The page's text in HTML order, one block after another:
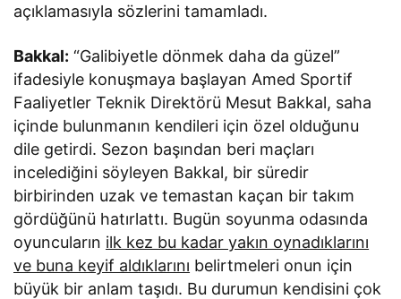
açıklamasıyla sözlerini tamamladı.
Bakkal: “Galibiyetle dönmek daha da güzel”
ifadesiyle konuşmaya başlayan Amed Sportif
Faaliyetler Teknik Direktörü Mesut Bakkal, saha
içinde bulunmanın kendileri için özel olduğunu
dile getirdi. Sezon başından beri maçları
incelediğini söyleyen Bakkal, bir süredir
birbirinden uzak ve temastan kaçan bir takım
gördüğünü hatırlattı. Bugün soyunma odasında
oyuncuların ilk kez bu kadar yakın oynadıklarını
ve buna keyif aldıklarını belirtmeleri onun için
büyük bir anlam taşıdı. Bu durumun kendisini çok